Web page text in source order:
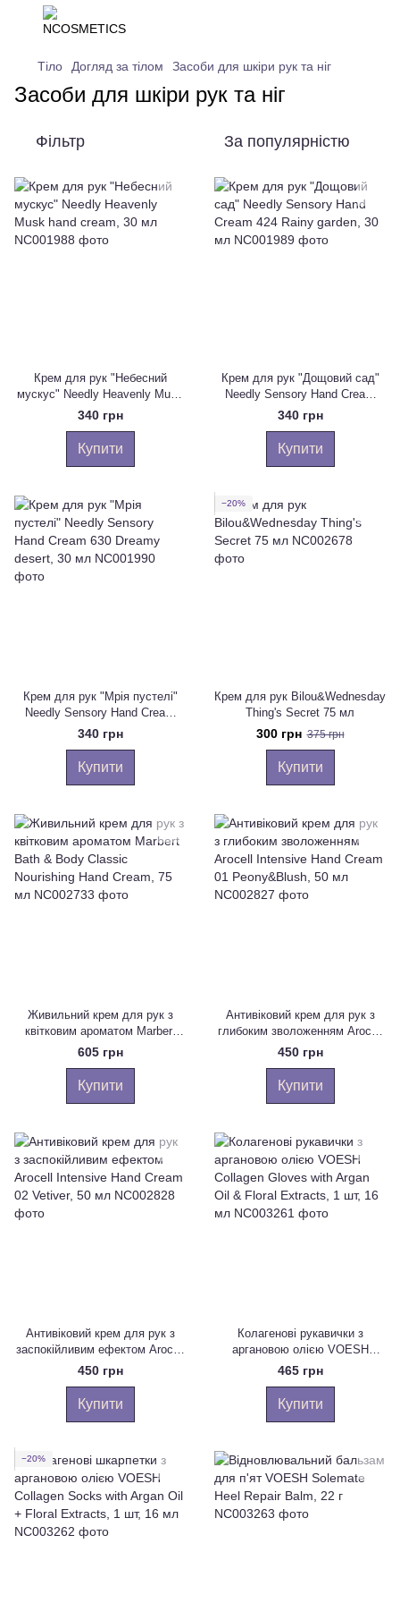
Тіло Догляд за тілом Засоби для шкіри рук та ніг
Засоби для шкіри рук та ніг
Фільтр За популярністю
Крем для рук "Небесний
мускус" Needly Heavenly Musk
hand cream, 30 мл
340 грн
Купити
Крем для рук "Дощовий сад"
Needly Sensory Hand Cream
424 Rainy garden, 30 мл
340 грн
Купити
Крем для рук "Мрія пустелі"
Needly Sensory Hand Cream
630 Dreamy desert, 30 мл
340 грн
Купити
−20%
Крем для рук Bilou&Wednesday
Thing's Secret 75 мл
300 грн 375 грн
Купити
Живильний крем для рук з
квітковим ароматом Marbert
Bath & Body Classic Nourishing
Hand Cream, 75 мл
605 грн
Купити
Антивіковий крем для рук з
глибоким зволоженням Arocell
Intensive Hand Cream 01
Peony&Blush, 50 мл
450 грн
Купити
Антивіковий крем для рук з
заспокійливим ефектом Arocell
Intensive Hand Cream 02
Vetiver, 50 мл
450 грн
Купити
Колагенові рукавички з
аргановою олією VOESH
Collagen Gloves with Argan Oil &
Floral Extracts, 1 шт, 16 мл
465 грн
Купити
−20%